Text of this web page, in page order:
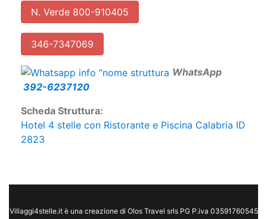
N. Verde 800-910405
346-7347069
WhatsApp
392-6237120
Scheda Struttura:
Hotel 4 stelle con Ristorante e Piscina Calabria ID
2823
Villaggi4stelle.it è una creazione di Olos Travel srls PG P.iva 03591760545